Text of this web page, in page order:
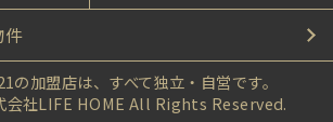
件
の加盟店は、すべて独立・自営です。
社LIFE HOME All Rights Reserved.